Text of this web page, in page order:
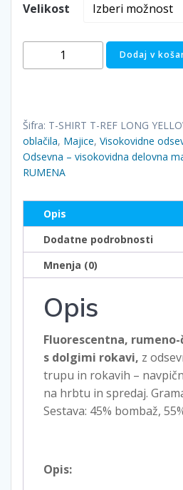
Velikost
Odsevna
–
majica
REF
(dolgi
rokavi)
RUMENA
količina
Dodaj v
Šifra: T-SHIRT T-REF LONG
oblačila, Majice, Visokovidne
Odsevna – visokovidna delovna
RUMENA
Opis
Dodatne podrobnosti
Mnenja (0)
Opis
Fluorescentna, rumeno-
s dolgimi rokavi, z
trupu in rokavih –
na hrbtu in spredaj.
Sestava: 45% bombaž,
Opis: